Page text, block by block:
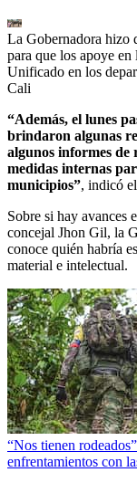
La Gobernadora hizo
para que los apoye
Unificado en los
Cali
“Además, el lunes
brindaron algunas
algunos informes de
medidas internas
municipios”, indicó
Sobre si hay avances
concejal Jhon Gil, la
conoce quién habría
material e intelectual.
“Nos tienen
enfrentamientos con